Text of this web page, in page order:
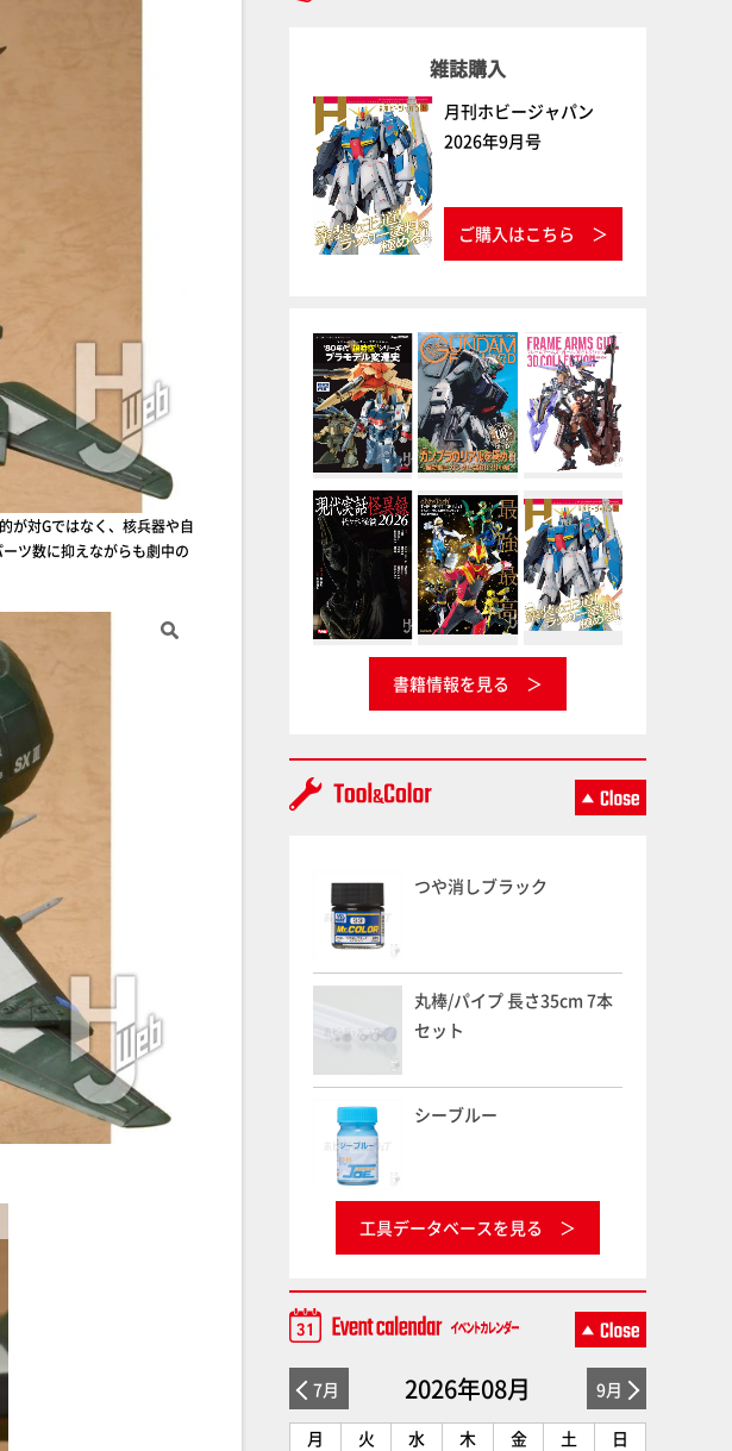
が対Gではなく、核兵器や自
ツ数に抑えながらも劇中の
雑誌購入
月刊ホビージャパン
2026年9月号
ご購入はこちら
書籍情報を見る
つや消しブラック
丸棒/パイプ 長さ35cm 7本
セット
シーブルー
工具データベースを見る
7月 2026年08月 9月
月 火 水 木 金 土
日